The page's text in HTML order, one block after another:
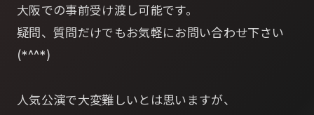
大阪での事前受け渡し可能です。
疑問、質問だけでもお気軽にお問い合わせ下さい
(*^^*)
人気公演で大変難しいとは思いますが、